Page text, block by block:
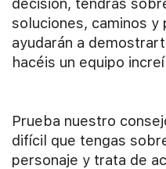
decisión, tendrás
soluciones, caminos
ayudarán a
hacéis un equipo
Prueba nuestro
difícil que tengas
personaje y trata de